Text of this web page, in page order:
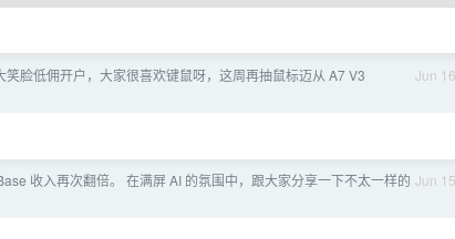
Jun 16
笑脸低佣开户，大家很喜欢键鼠呀，这周再抽鼠标迈从 A7 V3
Jun 15
收入再次翻倍。 在满屏 AI 的氛围中，跟大家分享一下不太一样的